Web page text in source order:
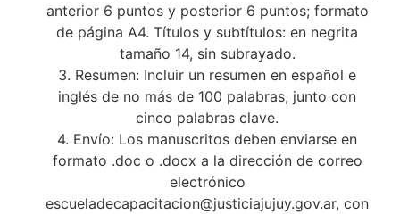
anterior 6 puntos y posterior 6 puntos; formato
de página A4. Títulos y subtítulos: en negrita
tamaño 14, sin subrayado.
3. Resumen: Incluir un resumen en español e
inglés de no más de 100 palabras, junto con
cinco palabras clave.
4. Envío: Los manuscritos deben enviarse en
formato .doc o .docx a la dirección de correo
electrónico
escueladecapacitacion@justiciajujuy.gov.ar, con